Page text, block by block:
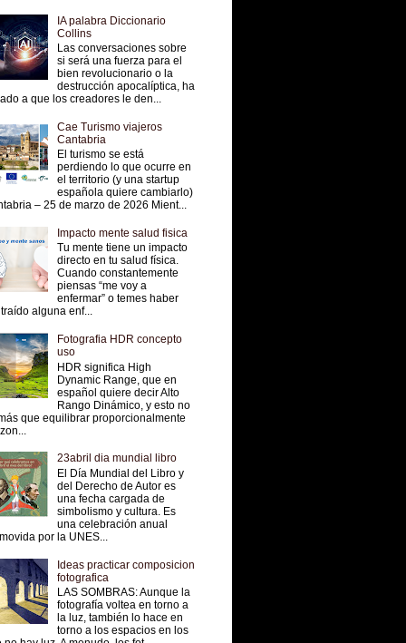
IA palabra Diccionario
Collins
Las conversaciones sobre
si será una fuerza para el
bien revolucionario o la
destrucción apocalíptica, ha
a que los creadores le den...
Cae Turismo viajeros
Cantabria
El turismo se está
perdiendo lo que ocurre en
el territorio (y una startup
española quiere cambiarlo)
– 25 de marzo de 2026 Mient...
Impacto mente salud fisica
Tu mente tiene un impacto
directo en tu salud física.
Cuando constantemente
piensas “me voy a
enfermar” o temes haber
alguna enf...
Fotografia HDR concepto
uso
HDR significa High
Dynamic Range, que en
español quiere decir Alto
Rango Dinámico, y esto no
que equilibrar proporcionalmente
23abril dia mundial libro
El Día Mundial del Libro y
del Derecho de Autor es
una fecha cargada de
simbolismo y cultura. Es
una celebración anual
por la UNES...
Ideas practicar composicion
fotografica
LAS SOMBRAS: Aunque la
fotografía voltea en torno a
la luz, también lo hace en
torno a los espacios en los